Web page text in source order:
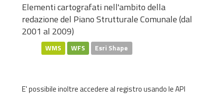
Elementi cartografati nell'ambito della
redazione del Piano Strutturale Comunale (dal
2001 al 2009)
WMS WFS Esri Shape
E' possibile inoltre accedere al registro usando leAPI